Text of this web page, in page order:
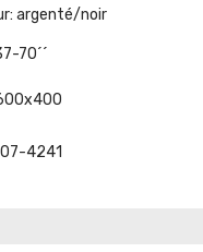
argenté/noir
70´´
4241